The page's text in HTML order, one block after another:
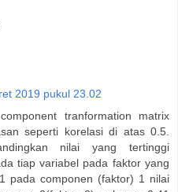
2019 pukul 23.02
tranformation matrix
seperti korelasi di atas 0.5.
nilai yang tertinggi
tiap variabel pada faktor yang
pada componen (faktor) 1 nilai